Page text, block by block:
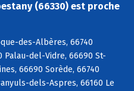
(66330) est proche
des-Albères, 66740
Palau-del-Vidre, 66690 St-
66690 Sorède, 66740
dels-Aspres, 66160 Le